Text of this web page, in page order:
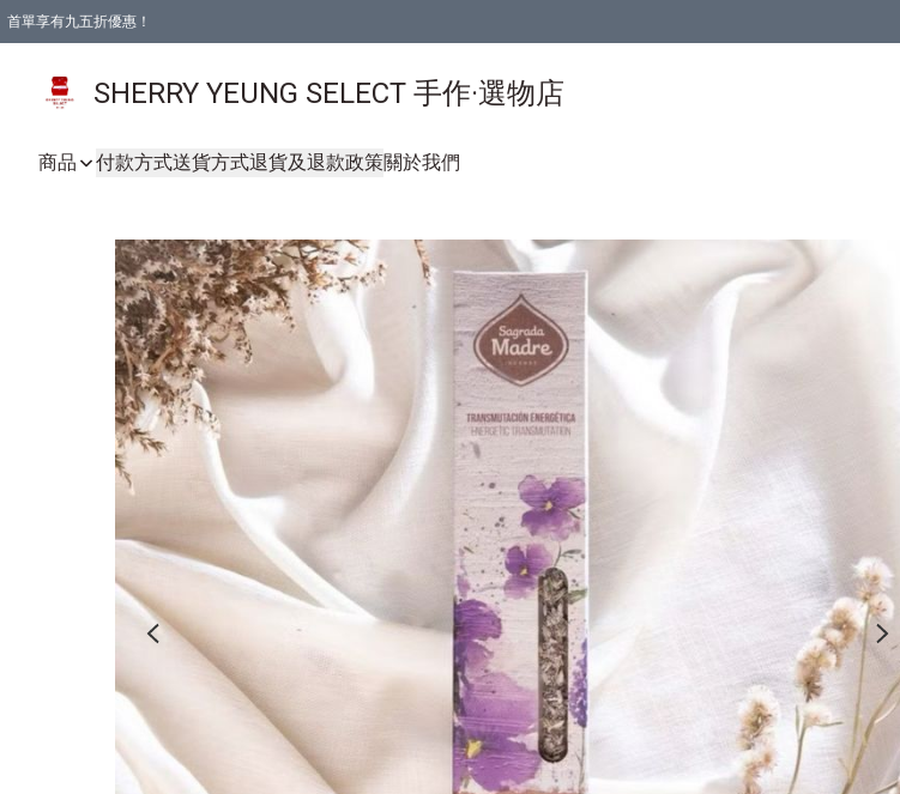
首單享有九五折優惠！
SHERRY YEUNG SELECT 手作·選物店
商品 付款方式送貨方式退貨及退款政策關於我們